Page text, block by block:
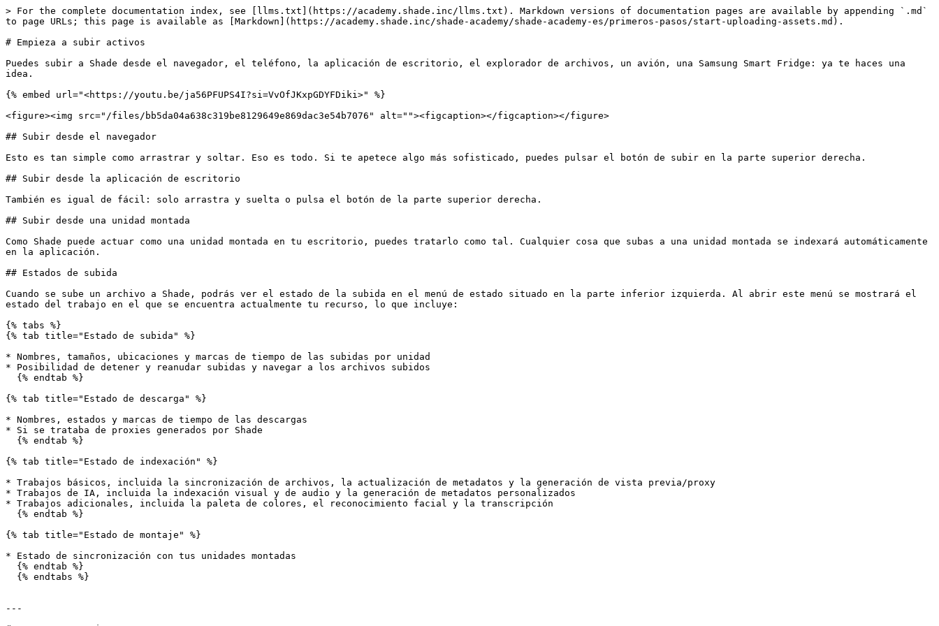
> For the complete documentation index, see [llms.txt](https://academy.shade.inc/llms.txt). Markdown versions of documentation pages are available by appending `.md`
to page URLs; this page is available as [Markdown](https://academy.shade.inc/shade-academy/shade-academy-es/primeros-pasos/start-uploading-assets.md).
# Empieza a subir activos
Puedes subir a Shade desde el navegador, el teléfono, la aplicación de escritorio, el explorador de archivos, un avión, una Samsung Smart Fridge: ya te haces una
idea.
{% embed url="<https://youtu.be/ja56PFUPS4I?si=VvOfJKxpGDYFDiki>" %}
<figure><img src="/files/bb5da04a638c319be8129649e869dac3e54b7076" alt=""><figcaption></figcaption></figure>
## Subir desde el navegador
Esto es tan simple como arrastrar y soltar. Eso es todo. Si te apetece algo más sofisticado, puedes pulsar el botón de subir en la parte superior derecha.
## Subir desde la aplicación de escritorio
También es igual de fácil: solo arrastra y suelta o pulsa el botón de la parte superior derecha.
## Subir desde una unidad montada
Como Shade puede actuar como una unidad montada en tu escritorio, puedes tratarlo como tal. Cualquier cosa que subas a una unidad montada se indexará automáticamente
en la aplicación.
## Estados de subida
Cuando se sube un archivo a Shade, podrás ver el estado de la subida en el menú de estado situado en la parte inferior izquierda. Al abrir este menú se mostrará el
estado del trabajo en el que se encuentra actualmente tu recurso, lo que incluye:
{% tabs %}
{% tab title="Estado de subida" %}
* Nombres, tamaños, ubicaciones y marcas de tiempo de las subidas por unidad
* Posibilidad de detener y reanudar subidas y navegar a los archivos subidos
{% tab title="Estado de descarga" %}
* Nombres, estados y marcas de tiempo de las descargas
* Si se trataba de proxies generados por Shade
{% tab title="Estado de indexación" %}
* Trabajos básicos, incluida la sincronización de archivos, la actualización de metadatos y la generación de vista previa/proxy
* Trabajos de IA, incluida la indexación visual y de audio y la generación de metadatos personalizados
* Trabajos adicionales, incluida la paleta de colores, el reconocimiento facial y la transcripción
{% tab title="Estado de montaje" %}
* Estado de sincronización con tus unidades montadas
---